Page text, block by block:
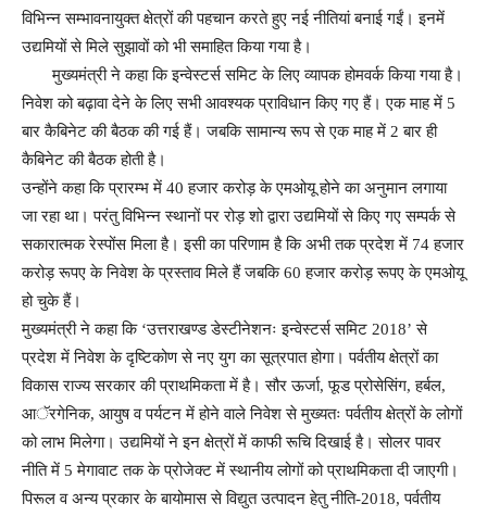
विभिन्न सम्भावनायुक्त क्षेत्रों की पहचान करते हुए नई नीतियां बनाई गईं। इनमें
उद्यमियों से मिले सुझावों को भी समाहित किया गया है।
मुख्यमंत्री ने कहा कि इन्वेस्टर्स समिट के लिए व्यापक होमवर्क किया गया है।
निवेश को बढ़ावा देने के लिए सभी आवश्यक प्राविधान किए गए हैं। एक माह में 5
बार कैबिनेट की बैठक की गई हैं। जबकि सामान्य रूप से एक माह में 2 बार ही
कैबिनेट की बैठक होती है।
उन्होंने कहा कि प्रारम्भ में 40 हजार करोड़ के एमओयू होने का अनुमान लगाया
जा रहा था। परंतु विभिन्न स्थानों पर रोड़ शो द्वारा उद्यमियों से किए गए सम्पर्क से
सकारात्मक रेस्पोंस मिला है। इसी का परिणाम है कि अभी तक प्रदेश में 74 हजार
करोड़ रूपए के निवेश के प्रस्ताव मिले हैं जबकि 60 हजार करोड़ रूपए के एमओयू
हो चुके हैं।
मुख्यमंत्री ने कहा कि ‘उत्तराखण्ड डेस्टीनेशनः इन्वेस्टर्स समिट 2018’ से
प्रदेश में निवेश के दृष्टिकोण से नए युग का सूत्रपात होगा। पर्वतीय क्षेत्रों का
विकास राज्य सरकार की प्राथमिकता में है। सौर ऊर्जा, फूड प्रोसेसिंग, हर्बल,
आॅरगेनिक, आयुष व पर्यटन में होने वाले निवेश से मुख्यतः पर्वतीय क्षेत्रों के लोगों
को लाभ मिलेगा। उद्यमियों ने इन क्षेत्रों में काफी रूचि दिखाई है। सोलर पावर
नीति में 5 मेगावाट तक के प्रोजेक्ट में स्थानीय लोगों को प्राथमिकता दी जाएगी।
पिरूल व अन्य प्रकार के बायोमास से विद्युत उत्पादन हेतु नीति-2018, पर्वतीय